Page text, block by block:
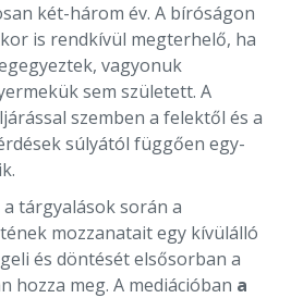
két-három év. A bíróságon
is rendkívül megterhelő, ha
vagyonuk
sem született. A
szemben a felektől és a
súlyától függően egy-
tárgyalások során a
mozzanatait egy kívülálló
és döntését elsősorban a
hozza meg. A mediációban a